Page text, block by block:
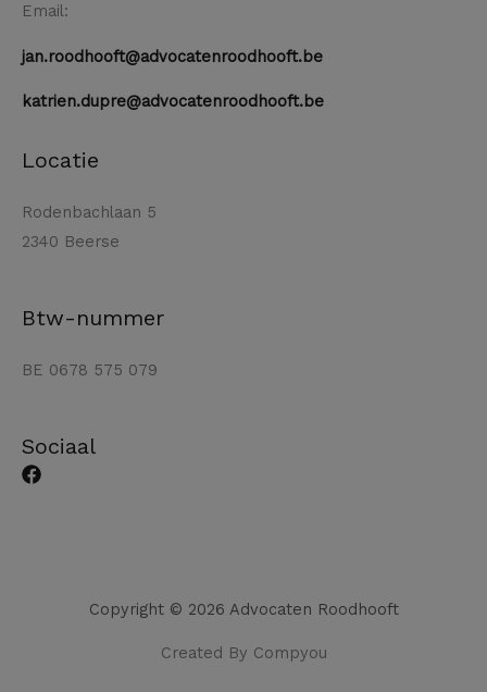
Email:
jan.roodhooft@advocatenroodhooft.be
katrien.dupre@advocatenroodhooft.be
Locatie
Rodenbachlaan 5
2340 Beerse
Btw-nummer
BE 0678 575 079
Sociaal
Copyright © 2026 Advocaten Roodhooft
Created By Compyou